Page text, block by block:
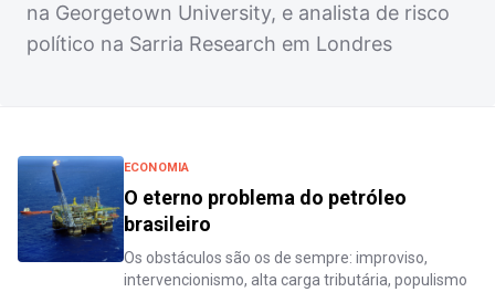
na Georgetown University, e analista de risco
político na Sarria Research em Londres
ECONOMIA
O eterno problema do petróleo
brasileiro
Os obstáculos são os de sempre: improviso,
intervencionismo, alta carga tributária, populismo